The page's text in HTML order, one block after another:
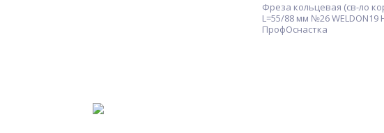
Фреза кольцевая (св-ло
L=55/88 мм №26 WELDON19
ПрофОснастка